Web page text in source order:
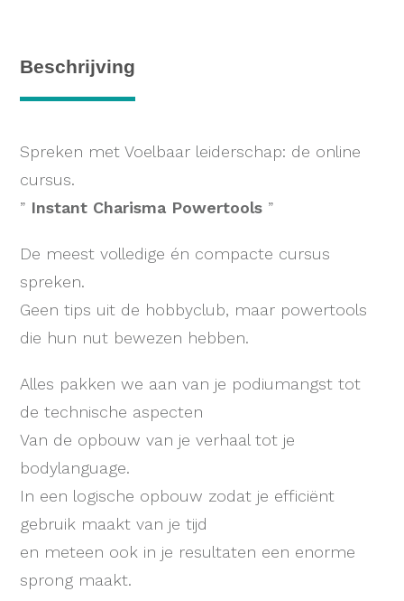
Beschrijving
Spreken met Voelbaar leiderschap: de online
cursus.
” Instant Charisma Powertools ”
De meest volledige én compacte cursus
spreken.
Geen tips uit de hobbyclub, maar powertools
die hun nut bewezen hebben.
Alles pakken we aan van je podiumangst tot
de technische aspecten
Van de opbouw van je verhaal tot je
bodylanguage.
In een logische opbouw zodat je efficiënt
gebruik maakt van je tijd
en meteen ook in je resultaten een enorme
sprong maakt.